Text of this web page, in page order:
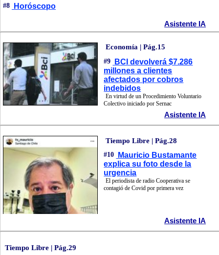
#8 Horóscopo
Asistente IA
Economía | Pág.15
#9
BCI devolverá $7.286
millones a clientes
afectados por cobros
indebidos
En virtud de un Procedimiento Voluntario
Colectivo iniciado por Sernac
Asistente IA
Tiempo Libre | Pág.28
#10
Mauricio Bustamante
explica su foto desde la
urgencia
El periodista de radio Cooperativa se
contagió de Covid por primera vez
Asistente IA
Tiempo Libre | Pág.29